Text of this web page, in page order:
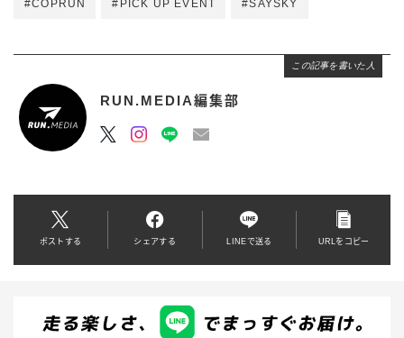
#COPRUN #PICK UP EVENT #SAYSKY
この記事を書いた人
RUN.MEDIA編集部
ポストする シェアする LINEで送る URLをコピー